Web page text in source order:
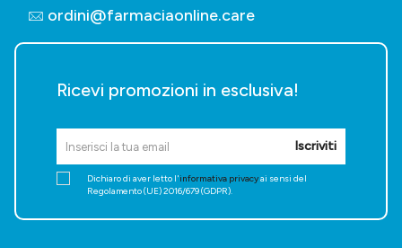
ordini@farmaciaonline.care
Ricevi promozioni in esclusiva!
Iscriviti
Dichiaro di aver letto l'informativa privacyai sensi del
Regolamento (UE) 2016/679 (GDPR).